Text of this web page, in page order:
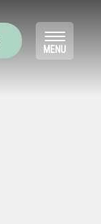
Toggle
MENU